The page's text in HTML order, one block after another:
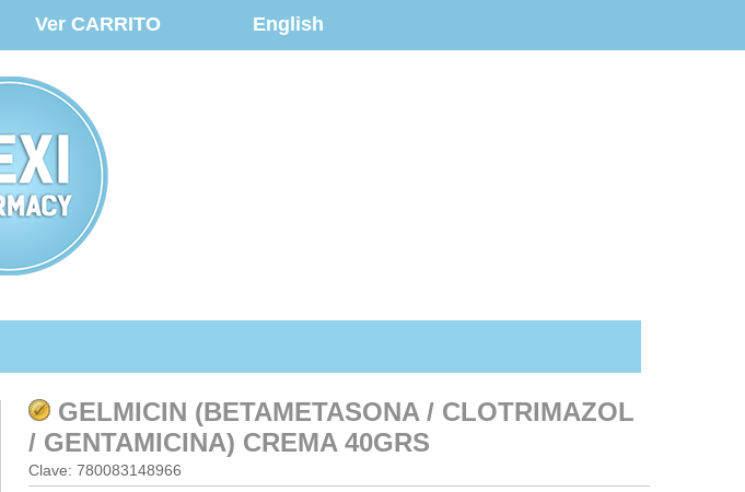
Ver CARRITO English
GELMICIN (BETAMETASONA / CLOTRIMAZOL
/ GENTAMICINA) CREMA 40GRS
Clave: 780083148966